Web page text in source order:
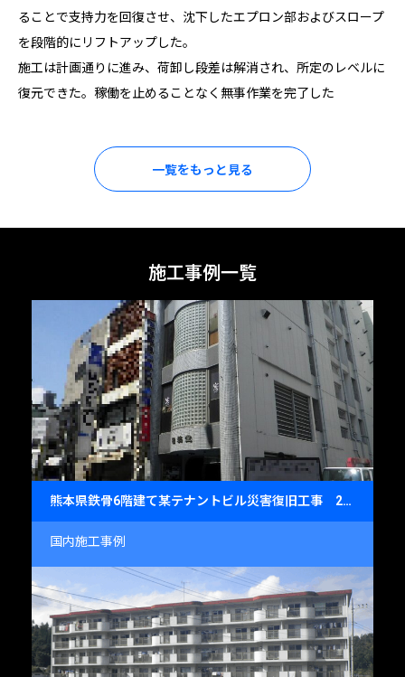
ることで支持力を回復させ、沈下したエプロン部およびスロープ
を段階的にリフトアップした。
施工は計画通りに進み、荷卸し段差は解消され、所定のレベルに
復元できた。稼働を止めることなく無事作業を完了した
一覧をもっと見る
施工事例一覧
熊本県鉄骨6階建て某テナントビル災害復旧工事 2016年9月
国内施工事例